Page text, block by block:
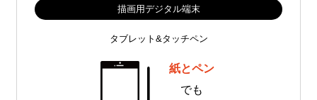
描画用デジタル端末
タブレット&タッチペン
紙とペン
でも